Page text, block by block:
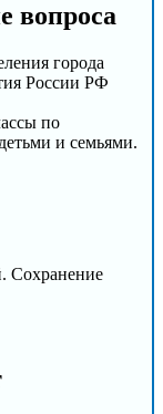
вопроса
города
России РФ
по
и семьями.
Сохранение